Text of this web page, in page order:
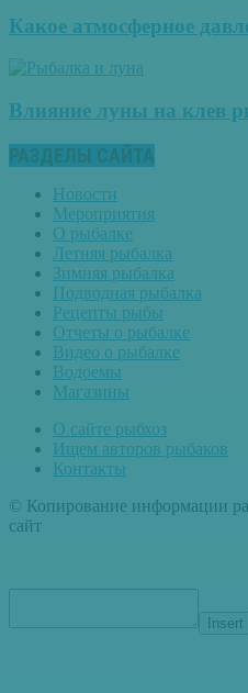
Какое атмосферное
Влияние луны на клев
РАЗДЕЛЫ САЙТА
Новости
Мероприятия
О рыбалке
Летняя рыбалка
Зимняя рыбалка
Подводная рыбалка
Рецепты рыбы
Отчеты о рыбалке
Видео о рыбалке
Водоемы
Магазины
О сайте рыбхоз
Ищем авторов рыбаков
Контакты
© Копирование информации
сайт
Insert